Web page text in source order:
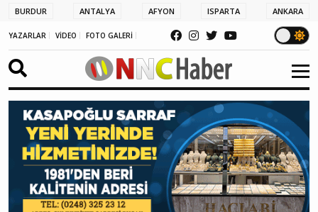
BURDUR ANTALYA AFYON ISPARTA ANKARA
YAZARLAR VİDEO FOTO GALERİ